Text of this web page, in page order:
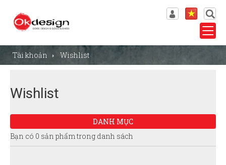
Đăng nhập
Wishlist
VN
EN
Tài khoản Wishlist
Wishlist
DANH MỤC
Bạn có 0 sản phẩm trong danh sách